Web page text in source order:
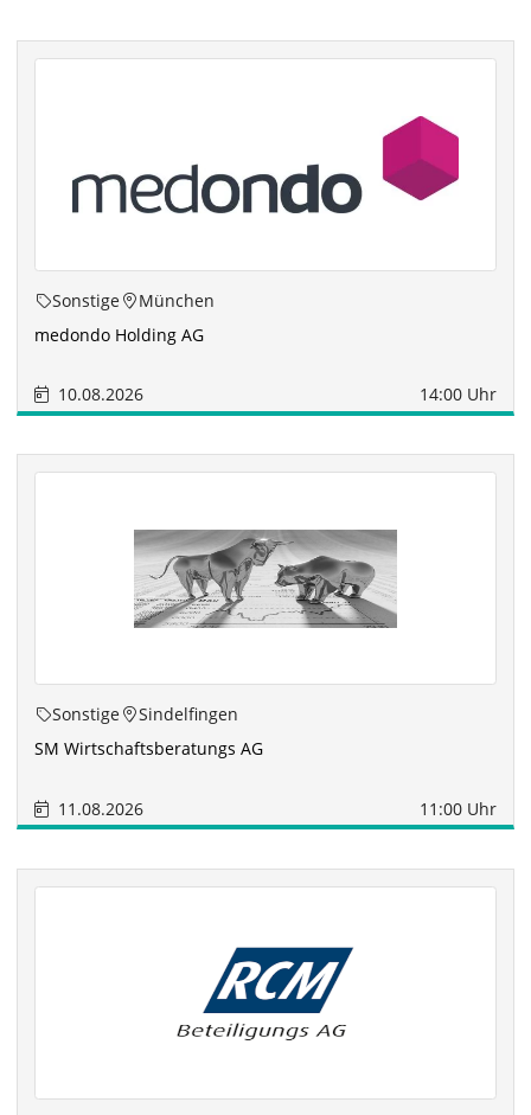
Sonstige
München
medondo Holding AG
10.08.2026 14:00 Uhr
Sonstige
Sindelfingen
SM Wirtschaftsberatungs AG
11.08.2026 11:00 Uhr